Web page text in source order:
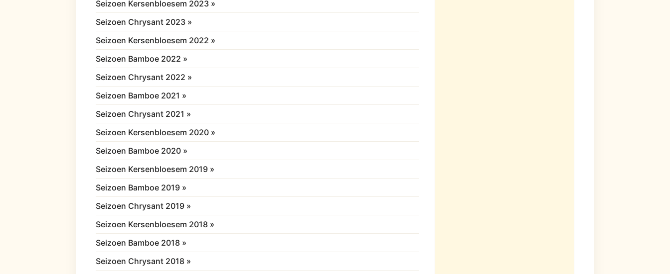
Seizoen Kersenbloesem 2023 »
Seizoen Chrysant 2023 »
Seizoen Kersenbloesem 2022 »
Seizoen Bamboe 2022 »
Seizoen Chrysant 2022 »
Seizoen Bamboe 2021 »
Seizoen Chrysant 2021 »
Seizoen Kersenbloesem 2020 »
Seizoen Bamboe 2020 »
Seizoen Kersenbloesem 2019 »
Seizoen Bamboe 2019 »
Seizoen Chrysant 2019 »
Seizoen Kersenbloesem 2018 »
Seizoen Bamboe 2018 »
Seizoen Chrysant 2018 »